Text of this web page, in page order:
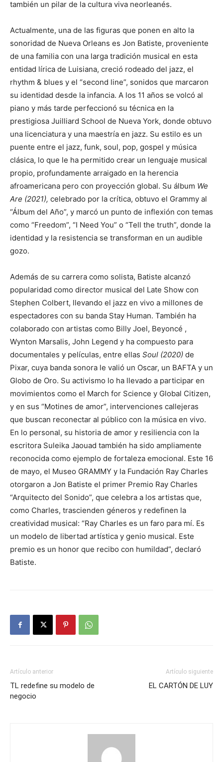
también un pilar de la cultura viva neorleanés.
Actualmente, una de las figuras que ponen en alto la
sonoridad de Nueva Orleans es Jon Batiste, proveniente
de una familia con una larga tradición musical en esta
entidad lírica de Luisiana, creció rodeado del jazz, el
rhythm & blues y el “second line”, sonidos que marcaron
su identidad desde la infancia. A los 11 años se volcó al
piano y más tarde perfeccionó su técnica en la
prestigiosa Juilliard School de Nueva York, donde obtuvo
una licenciatura y una maestría en jazz. Su estilo es un
puente entre el jazz, funk, soul, pop, gospel y música
clásica, lo que le ha permitido crear un lenguaje musical
propio, profundamente arraigado en la herencia
afroamericana pero con proyección global. Su álbum We
Are (2021), celebrado por la crítica, obtuvo el Grammy al
“Álbum del Año”, y marcó un punto de inflexión con temas
como “Freedom”, “I Need You” o “Tell the truth”, donde la
identidad y la resistencia se transforman en un audible
gozo.
Además de su carrera como solista, Batiste alcanzó
popularidad como director musical del Late Show con
Stephen Colbert, llevando el jazz en vivo a millones de
espectadores con su banda Stay Human. También ha
colaborado con artistas como Billy Joel, Beyoncé ,
Wynton Marsalis, John Legend y ha compuesto para
documentales y películas, entre ellas Soul (2020) de
Pixar, cuya banda sonora le valió un Oscar, un BAFTA y un
Globo de Oro. Su activismo lo ha llevado a participar en
movimientos como el March for Science y Global Citizen,
y en sus “Motines de amor”, intervenciones callejeras
que buscan reconectar al público con la música en vivo.
En lo personal, su historia de amor y resiliencia con la
escritora Suleika Jaouad también ha sido ampliamente
reconocida como ejemplo de fortaleza emocional. Este 16
de mayo, el Museo GRAMMY y la Fundación Ray Charles
otorgaron a Jon Batiste el primer Premio Ray Charles
“Arquitecto del Sonido”, que celebra a los artistas que,
como Charles, trascienden géneros y redefinen la
creatividad musical: “Ray Charles es un faro para mí. Es
un modelo de libertad artística y genio musical. Este
premio es un honor que recibo con humildad”, declaró
Batiste.
Artículo anterior
TL redefine su modelo de
negocio
Artículo siguiente
EL CARTÓN DE LUY